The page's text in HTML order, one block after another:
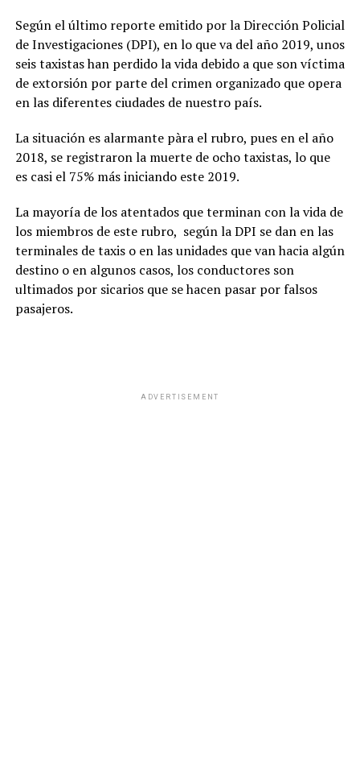
Según el último reporte emitido por la Dirección Policial
de Investigaciones (DPI), en lo que va del año 2019, unos
seis taxistas han perdido la vida debido a que son víctima
de extorsión por parte del crimen organizado que opera
en las diferentes ciudades de nuestro país.
La situación es alarmante pàra el rubro, pues en el año
2018, se registraron la muerte de ocho taxistas, lo que
es casi el 75% más iniciando este 2019.
La mayoría de los atentados que terminan con la vida de
los miembros de este rubro, según la DPI se dan en las
terminales de taxis o en las unidades que van hacia algún
destino o en algunos casos, los conductores son
ultimados por sicarios que se hacen pasar por falsos
pasajeros.
ADVERTISEMENT